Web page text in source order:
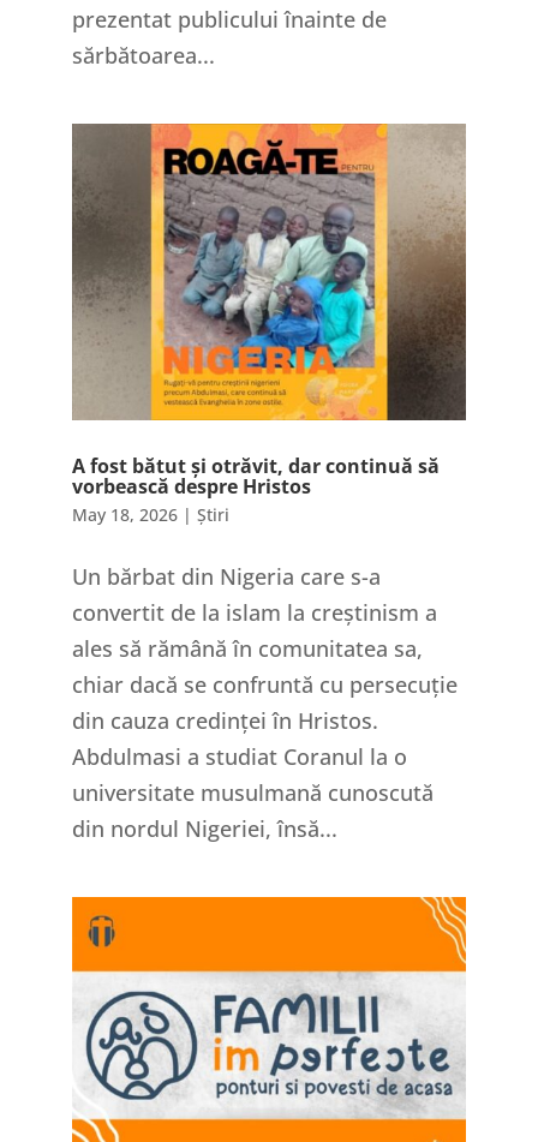
prezentat publicului înainte de
sărbătoarea...
A fost bătut și otrăvit, dar continuă să
vorbească despre Hristos
May 18, 2026| Știri
Un bărbat din Nigeria care s-a
convertit de la islam la creștinism a
ales să rămână în comunitatea sa,
chiar dacă se confruntă cu persecuție
din cauza credinței în Hristos.
Abdulmasi a studiat Coranul la o
universitate musulmană cunoscută
din nordul Nigeriei, însă...